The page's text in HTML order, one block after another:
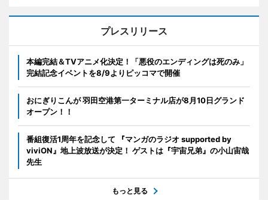
プレスリリース
本編完結＆TVアニメ化決定！「悪役のエンディングは死のみ」
完結記念イベントを8/9よりピッコマで開催
おにぎりこんが 羽田空港第一ターミナル店が8月10日グランド
オープン！！
番組復活1周年を記念して 『マンガのラジオ supported by
viviON』地上波放送が決定！ ゲストは『宇宙兄弟』の小山宙哉
先生
もっと見る